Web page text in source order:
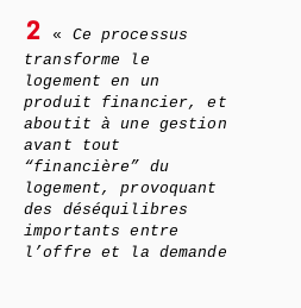
2 « Ce processus
transforme le
logement en un
produit financier, et
aboutit à une gestion
avant tout
“financière” du
logement, provoquant
des déséquilibres
importants entre
l’offre et la demande